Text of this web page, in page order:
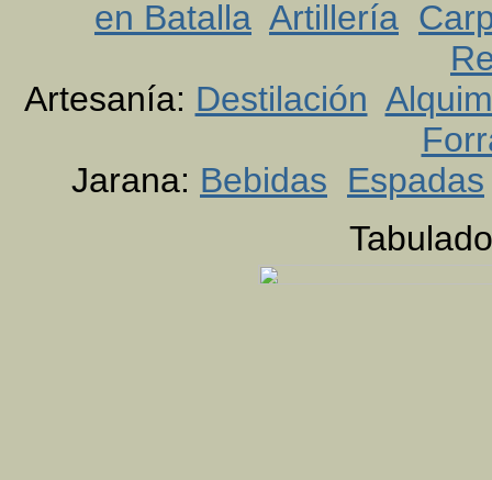
en Batalla Artillería
Artesanía: Destilación
Jarana: Bebidas Espadas